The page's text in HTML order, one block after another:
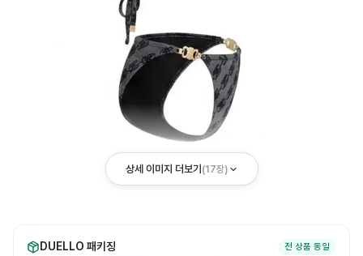
상세 이미지 더보기 (17장)
DUELLO 패키징 전 상품 동일